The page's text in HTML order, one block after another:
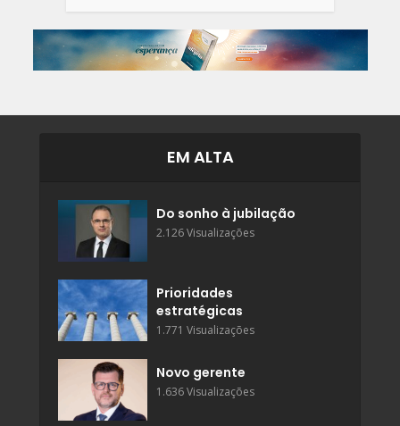
EM ALTA
Do sonho à jubilação
2.126 Visualizações
Prioridades
estratégicas
1.771 Visualizações
Novo gerente
1.636 Visualizações